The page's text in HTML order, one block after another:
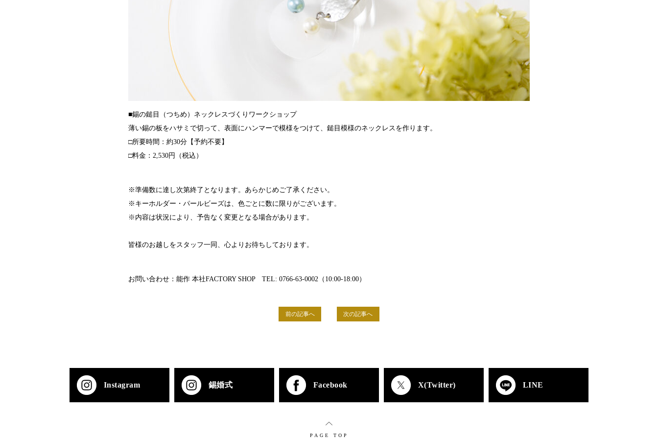
■錫の鎚目（つちめ）ネックレスづくりワークショップ
薄い錫の板をハサミで切って、表面にハンマーで模様をつけて、鎚目模様のネックレスを作ります。
□所要時間：約30分【予約不要】
□料金：2,530円（税込）
※準備数に達し次第終了となります。あらかじめご了承ください。
※キーホルダー・パールビーズは、色ごとに数に限りがございます。
※内容は状況により、予告なく変更となる場合があります。
皆様のお越しをスタッフ一同、心よりお待ちしております。
お問い合わせ：能作 本社FACTORY SHOP TEL: 0766-63-0002（10:00-18:00）
前の記事へ 次の記事へ
Instagram 錫婚式 Facebook X(Twitter) LINE
PAGE TOP